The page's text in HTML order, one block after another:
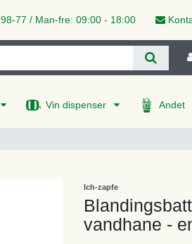
77 / Man-fre: 09:00 - 18:00
Vin dispenser Andet
Ich-zapfe
vandhane -